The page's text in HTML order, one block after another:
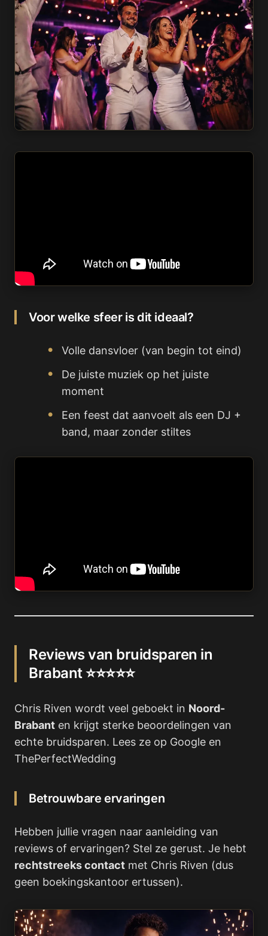
Voor welke sfeer is dit ideaal?
Volle dansvloer (van begin tot eind)
De juiste muziek op het juiste
moment
Een feest dat aanvoelt als een DJ +
band, maar zonder stiltes
Reviews van bruidsparen in
Brabant ⭐⭐⭐⭐⭐
Chris Riven wordt veel geboekt in Noord-
Brabant en krijgt sterke beoordelingen van
echte bruidsparen. Lees ze op Google en
ThePerfectWedding
Betrouwbare ervaringen
Hebben jullie vragen naar aanleiding van
reviews of ervaringen? Stel ze gerust. Je hebt
rechtstreeks contact met Chris Riven (dus
geen boekingskantoor ertussen).